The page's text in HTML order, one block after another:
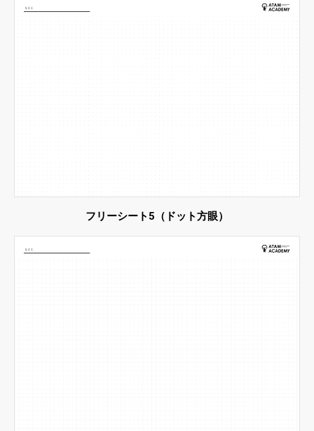
フリーシート5（ドット方眼）